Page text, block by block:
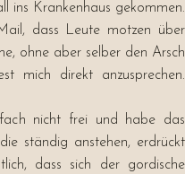
ins Krankenhaus gekommen.
dass Leute motzen über
ohne aber selber den Arsch
mich direkt anzusprechen.
nicht frei und habe das
ständig anstehen, erdrückt
dass sich der gordische